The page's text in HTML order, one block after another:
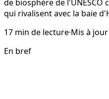
de biosphère de
qui rivalisent avec la baie
17 min de lecture·Mis à
En bref